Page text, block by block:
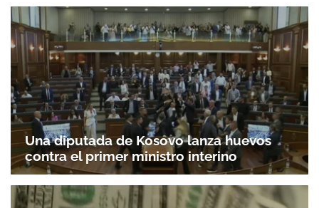
Una diputada de Kosovo lanza huevos
contra el primer ministro interino